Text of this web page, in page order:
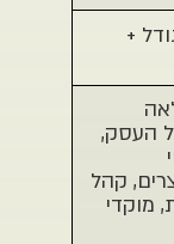
+
העסק,
קהל
מוקדי